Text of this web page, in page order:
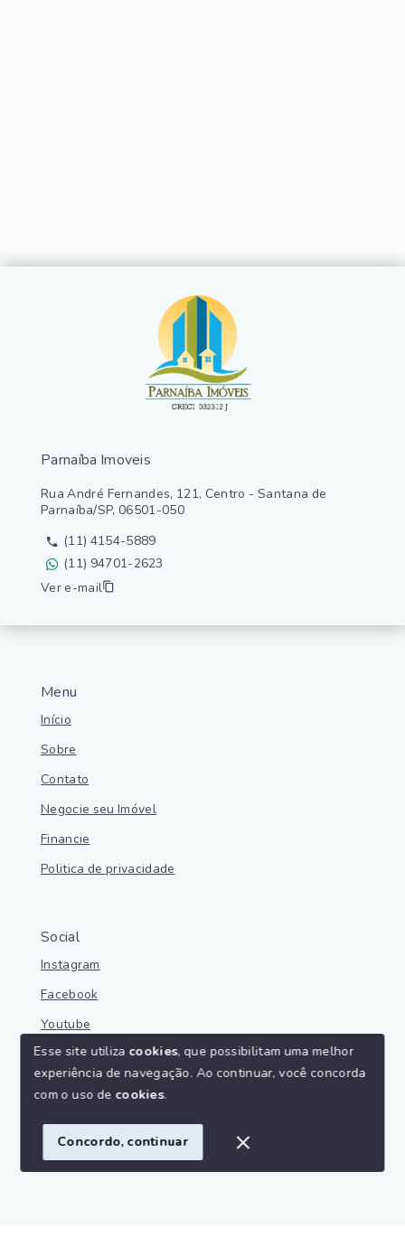
Menu
Início
Sobre
Contato
Negocie seu Imóvel
Financie
Politica de privacidade
Social
Instagram
Facebook
Youtube
© Copyright 2026 - Parnaíba Imoveis - Todos os direitos
SITE PARA IMOBILIARIA
Parnaíba Imoveis
Rua André Fernandes, 121, Centro - Santana de
Parnaíba/SP, 06501-050
(11) 4154-5889
(11) 94701-2623
Ver e-mail
Esse site utiliza cookies, que possibilitam uma melhor
experiência de navegação. Ao continuar, você concorda
com o uso de cookies.
Concordo, continuar